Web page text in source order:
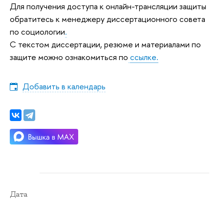
Для получения доступа к онлайн-трансляции защиты
обратитесь к менеджеру диссертационного совета
по социологии.
С текстом диссертации, резюме и материалами по
защите можно ознакомиться по ссылке.
Добавить в календарь
Дата